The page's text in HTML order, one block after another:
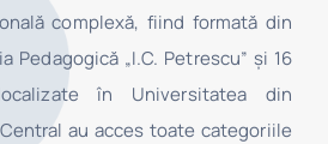
complexă, fiind formată din
Pedagogică „I.C. Petrescu” şi 16
în Universitatea din
au acces toate categoriile